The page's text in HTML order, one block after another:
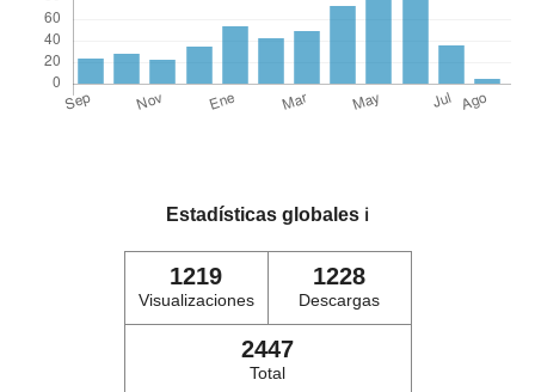
Estadísticas globales ℹ️
1219
Visualizaciones
1228
Descargas
2447
Total